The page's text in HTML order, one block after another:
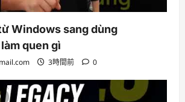
Windows sang dùng
quen gì
3時間前 0